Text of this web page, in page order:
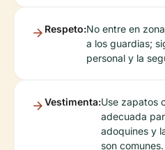
Respeto:No entre en
a los guardias;
personal y la
Vestimenta:Use zapatos
adecuada
adoquines y
son comunes.